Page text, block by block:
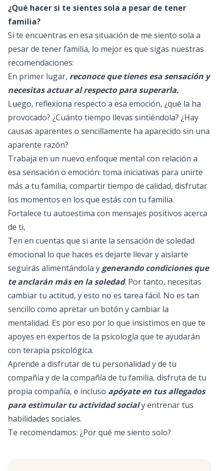
¿Qué hacer si te sientes sola a pesar de tener
familia?
Si te encuentras en esa situación de me siento sola a
pesar de tener familia, lo mejor es que sigas nuestras
recomendaciones:
En primer lugar, reconoce que tienes esa sensación y
necesitas actuar al respecto para superarla.
Luego, reflexiona respecto a esa emoción, ¿qué la ha
provocado? ¿Cuánto tiempo llevas sintiéndola? ¿Hay
causas aparentes o sencillamente ha aparecido sin una
aparente razón?
Trabaja en un nuevo enfoque mental con relación a
esa sensación o emoción: toma iniciativas para unirte
más a tu familia, compartir tiempo de calidad, disfrutar
los momentos en los que estás con tu familia.
Fortalece tu autoestima con mensajes positivos acerca
de ti,
Ten en cuentas que si ante la sensación de soledad
emocional lo que haces es dejarte llevar y aislarte
seguirás alimentándola y generando condiciones que
te anclarán más en la soledad. Por tanto, necesitas
cambiar tu actitud, y esto no es tarea fácil. No es tan
sencillo como apretar un botón y cambiar la
mentalidad. Es por eso por lo que insistimos en que te
apoyes en expertos de la psicología que te ayudarán
con terapia psicológica.
Aprende a disfrutar de tu personalidad y de tu
compañía y de la compañía de tu familia, disfruta de tu
propia compañía, e incluso apóyate en tus allegados
para estimular tu actividad socialy entrenar tus
habilidades sociales.
Te recomendamos: ¿Por qué me siento solo?